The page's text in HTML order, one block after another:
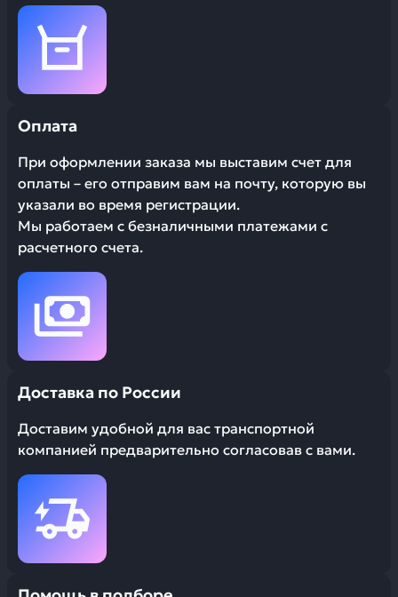
Оплата
При оформлении заказа мы выставим счет для
оплаты – его отправим вам на почту, которую вы
указали во время регистрации.
Мы работаем с безналичными платежами с
расчетного счета.
Доставка по России
Доставим удобной для вас транспортной
компанией предварительно согласовав с вами.